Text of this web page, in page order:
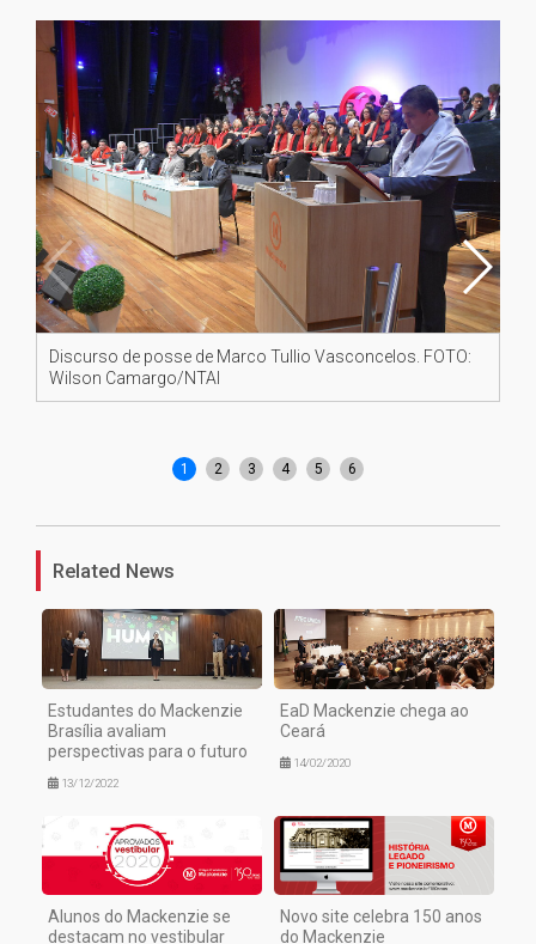
Discurso de posse de Marco Tullio Vasconcelos. FOTO:
Wilson Camargo/NTAI
1 2 3 4 5 6
Related News
Estudantes do Mackenzie
Brasília avaliam
perspectivas para o futuro
13/12/2022
EaD Mackenzie chega ao
Ceará
14/02/2020
Alunos do Mackenzie se
destacam no vestibular
Novo site celebra 150 anos
do Mackenzie